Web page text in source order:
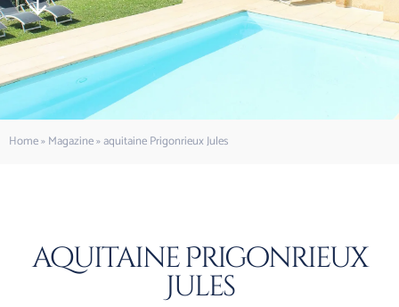
Home»Magazine»aquitaine Prigonrieux Jules
aquitaine Prigonrieux
Jules